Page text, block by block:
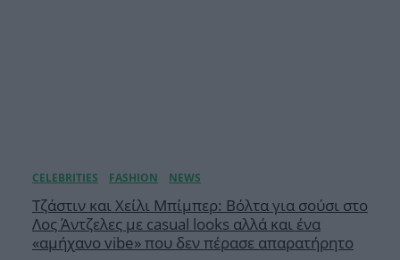
Τζάστιν και Χείλι Μπίμπερ: Βόλτα για σούσι στο
Λος Άντζελες με casual looks αλλά και ένα
«αμήχανο vibe» που δεν πέρασε απαρατήρητο